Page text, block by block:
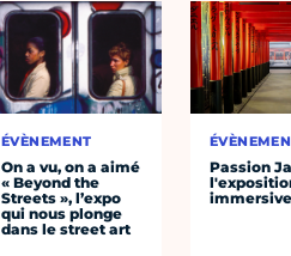
ÉVÈNEMENT
On a vu, on a aimé
« Beyond the
Streets », l’expo
qui nous plonge
dans le street art
Passion